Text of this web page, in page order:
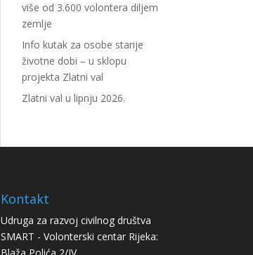
više od 3.600 volontera diljem
zemlje
Info kutak za osobe starije
životne dobi – u sklopu
projekta Zlatni val
Zlatni val u lipnju 2026.
Kontakt
Udruga za razvoj civilnog društva
SMART - Volonterski centar Rijeka:
Blaža Polića 2/IV